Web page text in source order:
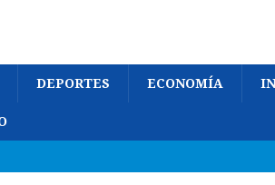
DEPORTES ECONOMÍA